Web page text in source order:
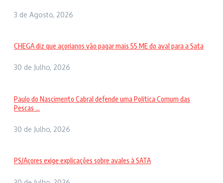
3 de Agosto, 2026
CHEGA diz que açorianos vão pagar mais 55 ME do aval para a Sata
30 de Julho, 2026
Paulo do Nascimento Cabral defende uma Política Comum das
Pescas ...
30 de Julho, 2026
PS/Açores exige explicações sobre avales à SATA